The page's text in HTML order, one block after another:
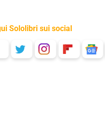
Sololibri sui social